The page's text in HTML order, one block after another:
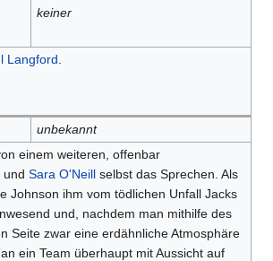
keiner
Langford
unbekannt
einem weiteren, offenbar
und Sara O'Neillselbst das Sprechen. Als
Johnson ihm vom tödlichen Unfall Jacks
und, nachdem man mithilfe des
Seite zwar eine erdähnliche Atmosphäre
ein Team überhaupt mit Aussicht auf